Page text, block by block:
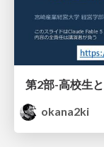
第2部-高校生
okana2ki